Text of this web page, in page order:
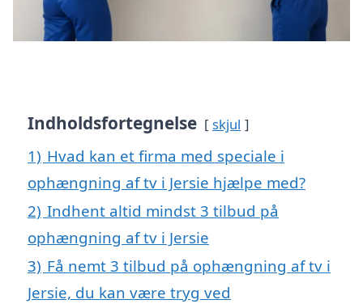
Indholdsfortegnelse skjul
1) Hvad kan et firma med speciale i
ophængning af tv i Jersie hjælpe med?
2) Indhent altid mindst 3 tilbud på
ophængning af tv i Jersie
3) Få nemt 3 tilbud på ophængning af tv i
Jersie, du kan være tryg ved